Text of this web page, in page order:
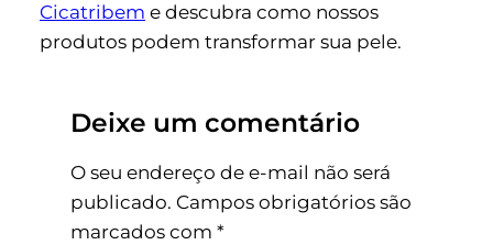
Cicatribem e descubra como nossos
produtos podem transformar sua pele.
Deixe um comentário
O seu endereço de e-mail não será
publicado. Campos obrigatórios são
marcados com *